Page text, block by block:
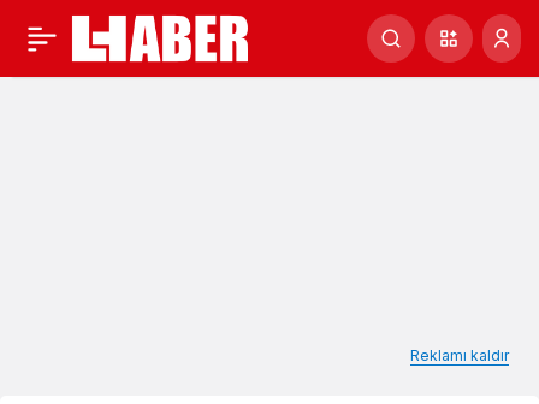
songül
Reklamı kaldır